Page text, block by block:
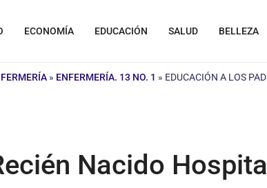
ECONOMÍA EDUCACIÓN SALUD BELLEZA
» ENFERMERÍA. 13 NO. 1 » EDUCACIÓN A LOS
Nacido